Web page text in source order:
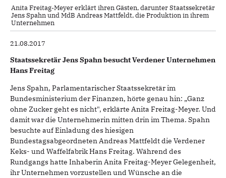
Anita Freitag-Meyer erklärt ihren Gästen, darunter Staatssekretär
Jens Spahn und MdB Andreas Mattfeldt, die Produktion in ihrem
Unternehmen
21.08.2017
Staatssekretär Jens Spahn besucht Verdener Unternehmen
Hans Freitag
Jens Spahn, Parlamentarischer Staatssekretär im
Bundesministerium der Finanzen, hörte genau hin: „Ganz
ohne Zucker geht es nicht", erklärte Anita Freitag-Meyer. Und
damit war die Unternehmerin mitten drin im Thema. Spahn
besuchte auf Einladung des hiesigen
Bundestagsabgeordneten Andreas Mattfeldt die Verdener
Keks- und Waffelfabrik Hans Freitag. Während des
Rundgangs hatte Inhaberin Anita Freitag-Meyer Gelegenheit,
ihr Unternehmen vorzustellen und Wünsche an die